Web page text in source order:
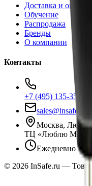
Доставка и оплата
Обучение
Распродажа
Бренды
О компании
Контакты
+7 (495) 135-35-99
sales@insafe.ru
Москва,
ТЦ «Люблю
Ежедневно
© 2026 InSafe.ru —